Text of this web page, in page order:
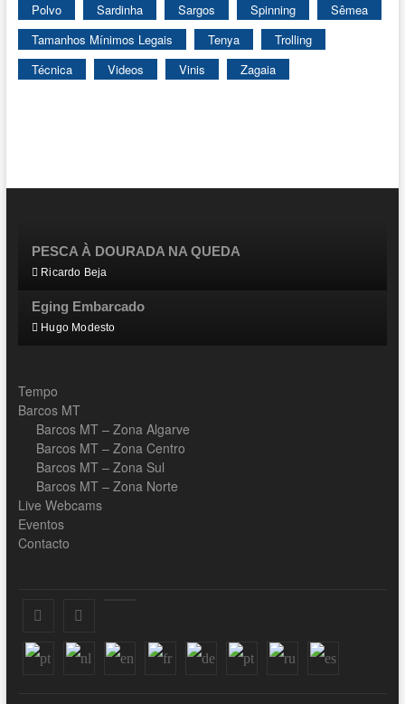
Polvo
Sardinha Sargos Spinning
Sêmea
Tamanhos Mínimos Legais
Tenya
Trolling
Técnica
Videos Vinis Zagaia
PESCA À DOURADA NA QUEDA
Ricardo Beja
Eging Embarcado
Hugo Modesto
Tempo
Barcos MT
Barcos MT – Zona Algarve
Barcos MT – Zona Centro
Barcos MT – Zona Sul
Barcos MT – Zona Norte
Live Webcams
Eventos
Contacto
Facebook